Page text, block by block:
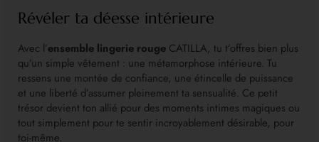
Révéler ta déesse intérieure
Avec l’ensemble lingerie rouge CATILLA, tu t’offres bien plus
qu’un simple vêtement : une métamorphose intérieure. Tu
ressens une montée de confiance, une étincelle de puissance
et une liberté d’assumer pleinement ta sensualité. Ce petit
trésor devient ton allié pour des moments intimes magiques ou
tout simplement pour te sentir incroyablement désirable, pour
toi-même.